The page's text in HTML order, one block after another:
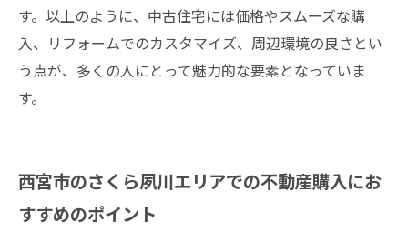
す。以上のように、中古住宅には価格やスムーズな購
入、リフォームでのカスタマイズ、周辺環境の良さとい
う点が、多くの人にとって魅力的な要素となっていま
す。
西宮市のさくら夙川エリアでの不動産購入にお
すすめのポイント